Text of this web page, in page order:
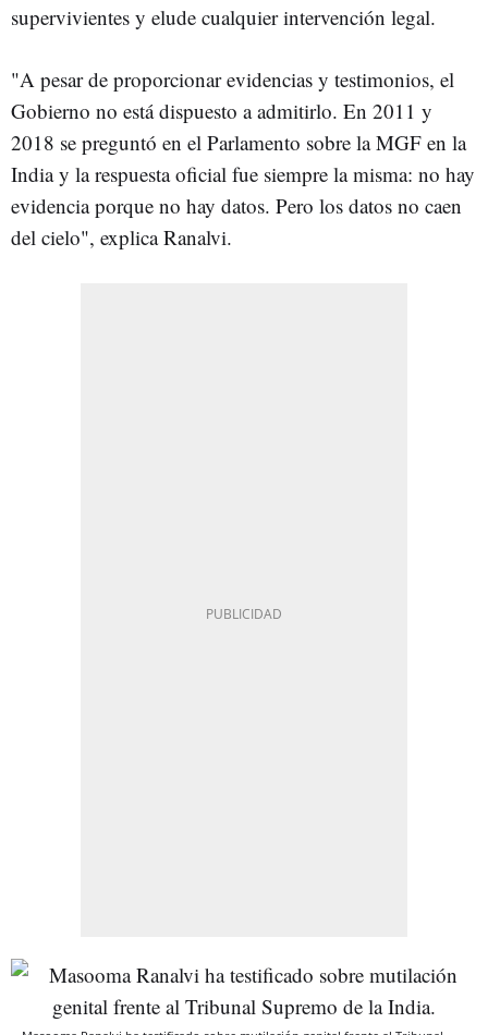
supervivientes y elude cualquier intervención legal.
"A pesar de proporcionar evidencias y testimonios, el
Gobierno no está dispuesto a admitirlo. En 2011 y
2018 se preguntó en el Parlamento sobre la MGF en la
India y la respuesta oficial fue siempre la misma: no hay
evidencia porque no hay datos. Pero los datos no caen
del cielo", explica Ranalvi.